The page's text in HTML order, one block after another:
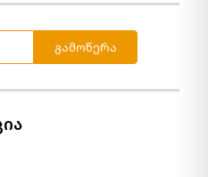
გამოწერა